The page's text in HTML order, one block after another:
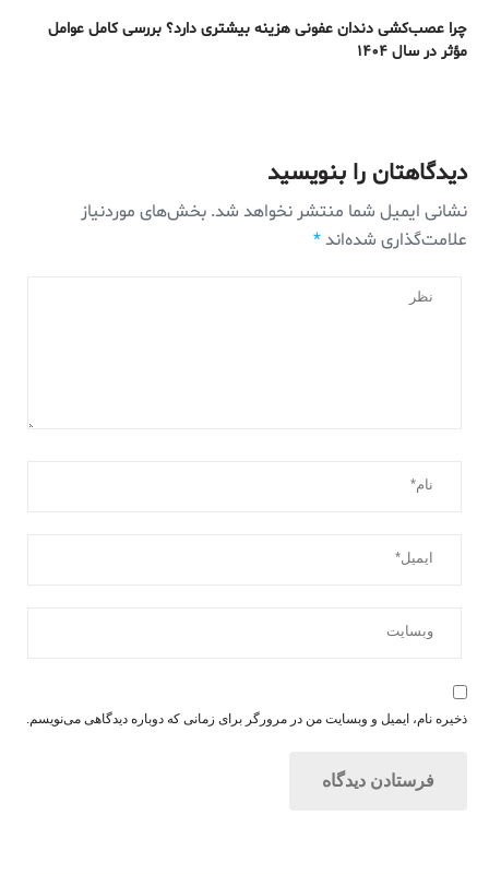
چرا عصب‌کشی دندان عفونی هزینه بیشتری دارد؟ بررسی کامل عوامل
مؤثر در سال ۱۴۰۴
دیدگاهتان را بنویسید
نشانی ایمیل شما منتشر نخواهد شد. بخش‌های موردنیاز
علامت‌گذاری شده‌اند*
ذخیره نام، ایمیل و وبسایت من در مرورگر برای زمانی که دوباره دیدگاهی می‌نویسم.